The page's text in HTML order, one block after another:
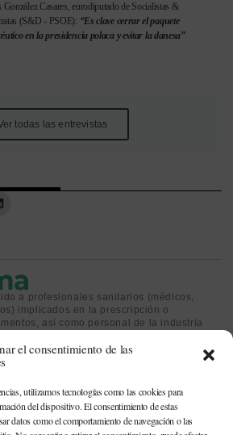
el consentimiento de las
utilizamos tecnologías como las cookies para
del dispositivo. El consentimiento de estas
datos como el comportamiento de navegación o las
González Casares, eurodiputado de Socialistas &
(S&D - PSOE): “Es clave cerrar el paquete
en la presidencia polaca y evitar la danesa”
todas las entrevistas
a profesionales sanitarios (médicos,
implicados en la prescripción o
así como personal de la industria